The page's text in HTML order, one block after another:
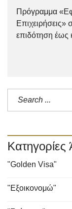
Πρόγραμμα
Επιχειρήσεις»
επιδότηση έως
"Golden Visa"
"Εξοικονομώ"